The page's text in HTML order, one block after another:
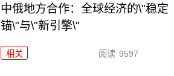
中俄地方合作：全球经济的\"稳定
锚\"与\"新引擎\"
相关 阅读 9597